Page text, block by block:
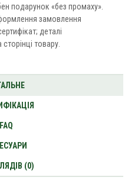
подарунок «без промаху».
замовлення
деталі
товару.
FAQ
(0)